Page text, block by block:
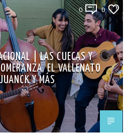
0 0
| LAS CUECAS Y
EL VALLENATO
Y MÁS